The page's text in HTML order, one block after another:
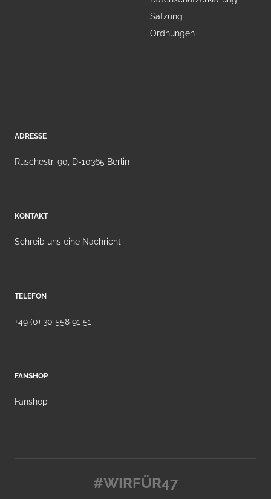
Satzung
Ordnungen
ADRESSE
Ruschestr. 90, D-10365 Berlin
KONTAKT
Schreib uns eine Nachricht
TELEFON
+49 (0) 30 558 91 51
FANSHOP
Fanshop
#WIRFÜR47